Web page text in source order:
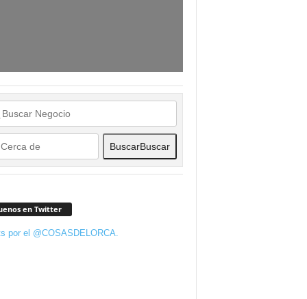
BuscarBuscar
en Twitter
por el @COSASDELORCA.